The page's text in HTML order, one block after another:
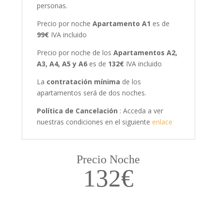
personas.
Precio por noche Apartamento A1 es de
99€IVA incluido
Precio por noche de los Apartamentos A2,
A3, A4, A5 y A6es de 132€IVA incluido
La contratación mínima de los
apartamentos será de dos noches.
Política de Cancelación : Acceda a ver
nuestras condiciones en el siguiente enlace
Precio Noche
132€